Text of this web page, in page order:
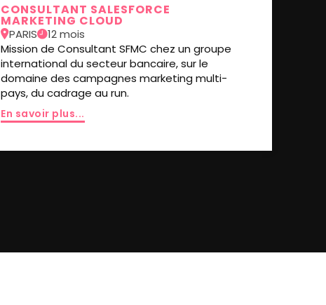
CONSULTANT SALESFORCE
MARKETING CLOUD
PARIS
12 mois
Mission de Consultant SFMC chez un groupe
international du secteur bancaire, sur le
domaine des campagnes marketing multi-
pays, du cadrage au run.
En savoir plus...